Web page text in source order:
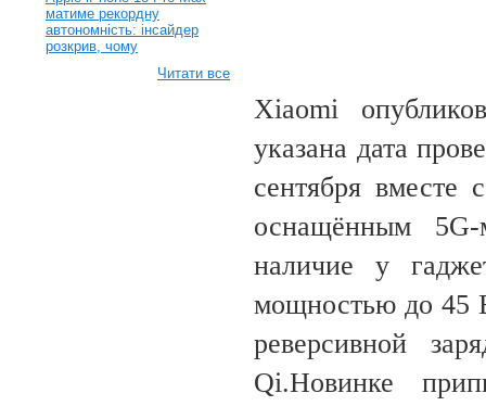
матиме рекордну
автономність: інсайдер
розкрив, чому
Читати все
Xiaomi
указана дата
сентября
оснащённым 5G-
наличие у
мощностью до 45
реверсивной
Qi.Новинке